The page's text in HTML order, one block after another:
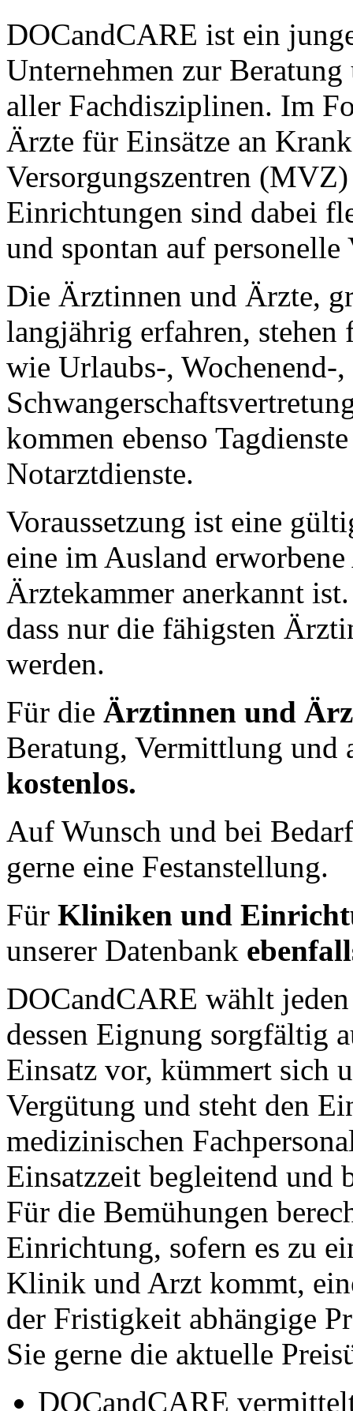
DOCandCARE ist ein
Unternehmen zur
aller Fachdisziplinen. Im
Ärzte für Einsätze an
Versorgungszentren
Einrichtungen sind dabei
und spontan auf personelle
Die Ärztinnen und Ärzte,
langjährig erfahren,
wie Urlaubs-, Wochenend-
kommen ebenso
Notarztdienste.
Voraussetzung ist eine
eine im Ausland
Ärztekammer anerkannt
dass nur die fähigsten
werden.
Für die Ärztinnen und
Beratung, Vermittlung und
kostenlos.
Auf Wunsch und bei
gerne eine Festanstellung.
Für Kliniken und
unserer Datenbank
DOCandCARE wählt
dessen Eignung sorgfältig
Einsatz vor, kümmert sich
Vergütung und steht den
medizinischen
Einsatzzeit begleitend und
Für die Bemühungen
Einrichtung, sofern es zu
Klinik und Arzt kommt,
der Fristigkeit abhängige
Sie gerne die aktuelle
DOCandCARE